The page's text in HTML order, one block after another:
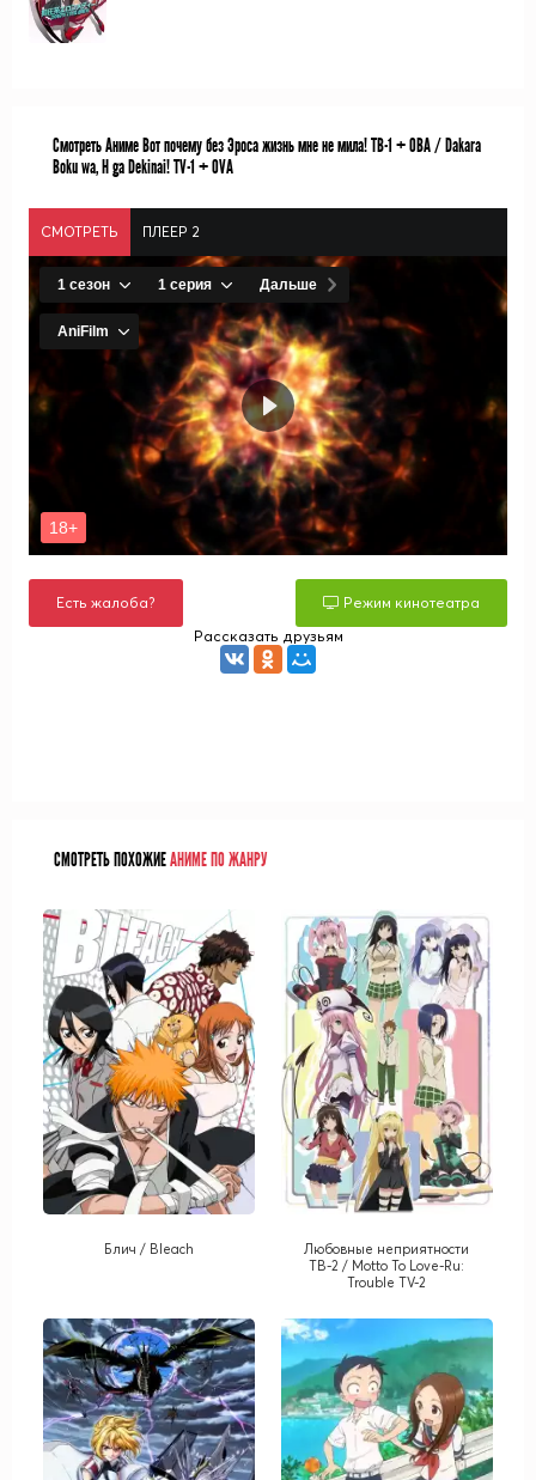
Смотреть Аниме Вот почему без Эроса жизнь мне не мила! ТВ-1 + ОВА / Dakara
Boku wa, H ga Dekinai! TV-1 + OVA
СМОТРЕТЬ ПЛЕЕР 2
Есть жалоба?
Режим кинотеатра
Рассказать друзьям
СМОТРЕТЬ ПОХОЖИЕАНИМЕ ПО ЖАНРУ
Блич / Bleach
Любовные неприятности
ТВ-2 / Motto To Love-Ru:
Trouble TV-2